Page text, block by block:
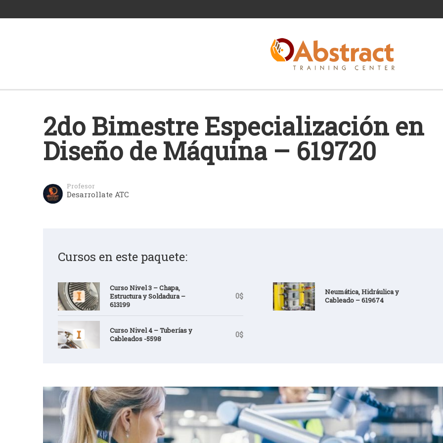
2do Bimestre Especialización en
Diseño de Máquina – 619720
Profesor
Desarrollate ATC
Cursos en este paquete:
Curso Nivel 3 – Chapa,
Estructura y Soldadura –
613199
0$
Neumática, Hidráulica y
Cableado – 619674
Curso Nivel 4 – Tuberías y
Cableados -5598
0$